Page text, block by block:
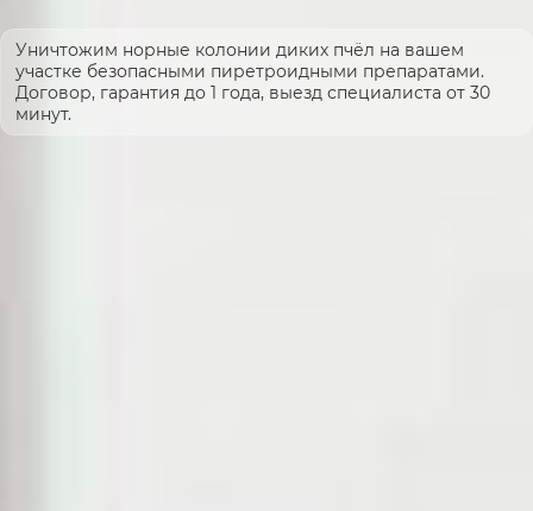
Уничтожим норные колонии диких пчёл на вашем
участке безопасными пиретроидными препаратами.
Договор, гарантия до 1 года, выезд специалиста от 30
минут.